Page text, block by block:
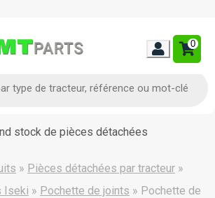
0
stock de pièces détachées
» Pièces détachées par tracteur »
Iseki » Pochette de joints » Pochette de